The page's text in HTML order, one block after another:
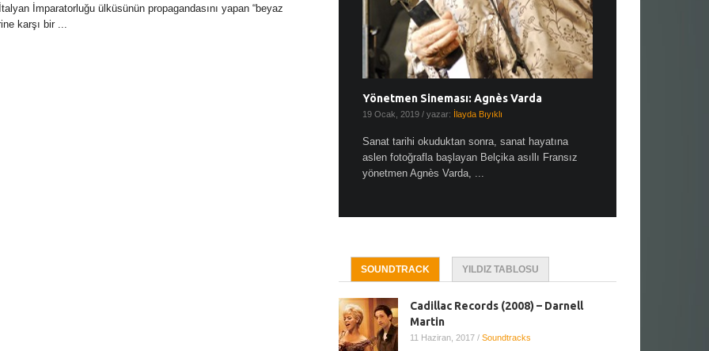
İmparatorluğu ülküsünün propagandasını yapan “beyaz
karşı bir ...
Yönetmen Sineması: Agnès Varda
19 Ocak, 2019 / yazar: İlayda Bıyıklı
Sanat tarihi okuduktan sonra, sanat hayatına
aslen fotoğrafla başlayan Belçika asıllı Fransız
yönetmen Agnès Varda, ...
SOUNDTRACK YILDIZ TABLOSU
Cadillac Records (2008) – Darnell
Martin
11 Haziran, 2017 / Soundtracks